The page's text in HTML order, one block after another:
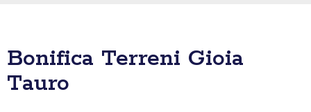
Bonifica Terreni Gioia
Tauro